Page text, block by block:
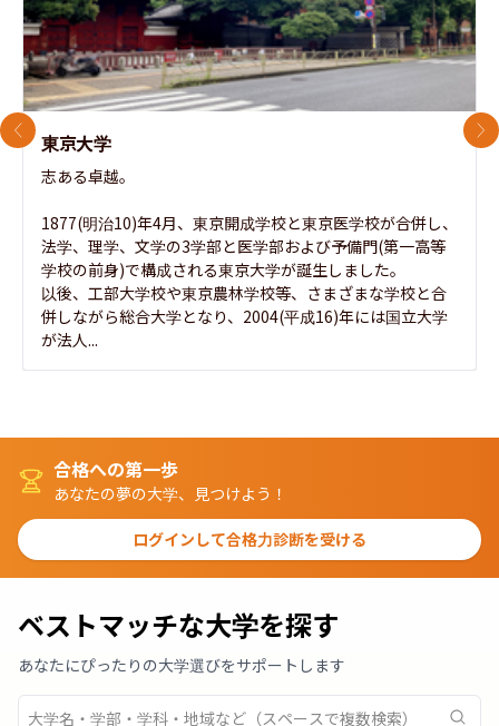
東京大学
志ある卓越。
1877(明治10)年4月、東京開成学校と東京医学校が合併し、
法学、理学、文学の3学部と医学部および予備門(第一高等
学校の前身)で構成される東京大学が誕生しました。
以後、工部大学校や東京農林学校等、さまざまな学校と合
併しながら総合大学となり、2004(平成16)年には国立大学
が法人...
前のスライド 次
合格への第一歩
あなたの夢の大学、見つけよう！
ログインして合格力診断を受ける
ベストマッチな大学を探す
あなたにぴったりの大学選びをサポートします